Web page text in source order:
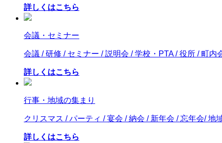
詳しくはこちら
会議・セミナー
会議 / 研修 / セミナー / 説明会 / 学校・PTA / 役所 / 町内
詳しくはこちら
行事・地域の集まり
クリスマス / パーティ / 宴会 / 納会 / 新年会 / 忘年会/ 地
詳しくはこちら